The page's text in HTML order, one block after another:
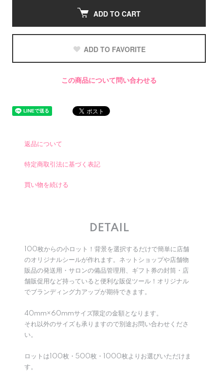
ADD TO CART
ADD TO FAVORITE
この商品について問い合わせる
返品について
特定商取引法に基づく表記
買い物を続ける
DETAIL
100枚からの小ロット！背景を選択するだけで簡単に店舗
のオリジナルシールが作れます。ネットショップや店舗物
販品の発送用・サロンの備品管理用、ギフト券の封筒・店
舗販促用など持っていると便利な販促ツール！オリジナル
でブランディング力アップが期待できます。
40mm×60mmサイズ限定の金額となります。
それ以外のサイズも承りますので別途お問い合わせくださ
い。
ロットは100枚・500枚・1000枚よりお選びいただけま
す。